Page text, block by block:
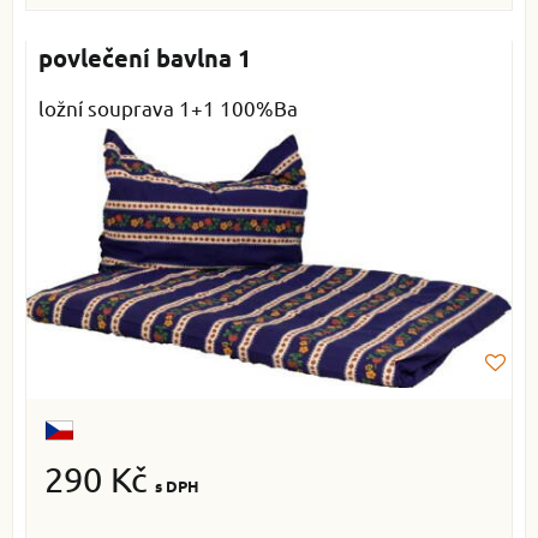
povlečení bavlna 1
ložní souprava 1+1 100%Ba
290 Kč s DPH